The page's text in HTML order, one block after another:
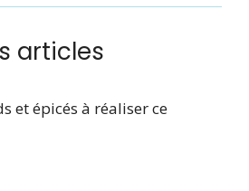
articles
et épicés à réaliser ce